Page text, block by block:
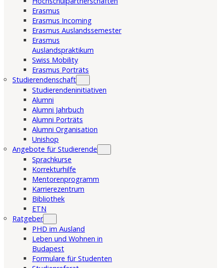
Erasmus
Erasmus Incoming
Erasmus Auslandssemester
Erasmus
Auslandspraktikum
Swiss Mobility
Erasmus Porträts
Studierendenschaft
Studierendeninitiativen
Alumni
Alumni Jahrbuch
Alumni Porträts
Alumni Organisation
Unishop
Angebote für Studierende
Sprachkurse
Korrekturhilfe
Mentorenprogramm
Karrierezentrum
Bibliothek
ETN
Ratgeber
PHD im Ausland
Leben und Wohnen in
Budapest
Formulare für Studenten